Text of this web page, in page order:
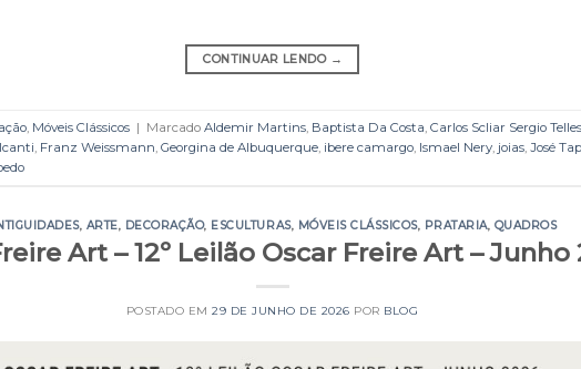
CONTINUAR LENDO →
Móveis Clássicos | Marcado Aldemir Martins Baptista Da Costa Carlos Scliar Sergio Telles
Franz Weissmann Georgina de Albuquerque ibere camargo Ismael Nery joias José
, ARTE, DECORAÇÃO, ESCULTURAS, MÓVEIS CLÁSSICOS, PRATARIA, QUADROS
Art – 12º Leilão Oscar Freire Art – Junho
POSTADO EM29 DE JUNHO DE 2026 POR BLOG